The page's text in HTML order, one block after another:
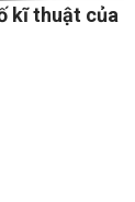
kĩ thuật của